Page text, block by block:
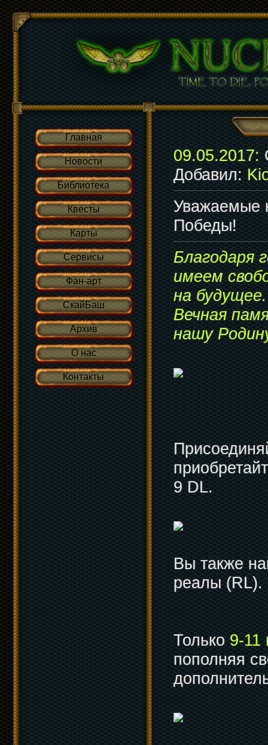
Главная
Новости
Библиотека
Квесты
Карты
Сервисы
Фан-арт
СкайБаш
Архив
О нас
Контакты
09.05.2017:
Добавил:
Уважаемые
Победы!
Благодаря
имеем
на
Вечная
нашу
9 DL.
Вы также
реалы (RL).
Только 9-11
пополняя